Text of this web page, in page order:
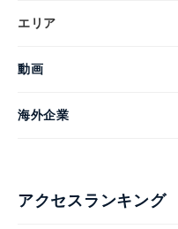
エリア
動画
海外企業
アクセスランキング